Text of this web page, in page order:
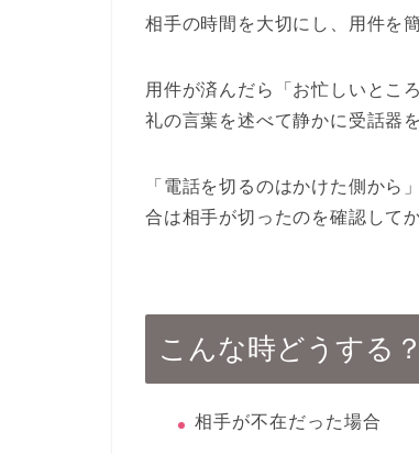
相手の時間を大切にし、用件を
用件が済んだら「お忙しいとこ
礼の言葉を述べて静かに受話器
「電話を切るのはかけた側から
合は相手が切ったのを確認して
こんな時どうする
相手が不在だった場合